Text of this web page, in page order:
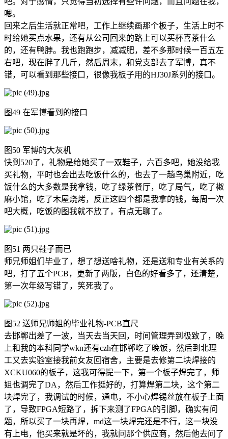
嗯。
回来之后生活就正常吧，工作上继续画那个板子，生活上时不
时给她买点水果，还有从公司回来的路上可以买杯喜茶什么
的，还有鸭脖。我也跑跑步，减减肥，差不多那时候一百五左
右吧，现在胖了几斤，然后周末，和党支部去了军博，真不
错，可以看到那些接口，很像我板子用的HJ30J系列的接口。
图49 在军博看到的接口
图50 军博的大灰机
快到520了，礼物是给她买了一双鞋子，六百多吧，她没给我
买礼物，平时也会出去吃饭什么的，也去了一趟鸟巢附近，吃
饭什么的大多数是我拿钱，吃了绿茶餐厅，吃了局气，吃了椒
麻小馆，吃了木屋烧烤，反正这四个都是我拿的钱，每周一次
吧大概，吃饭的图我就不放了，有点无聊了。
图51 两只鞋子而已
师兄师姐们毕业了，想了想送啥礼物，还是送和专业有关系的
吧，打了五个PCB，更新了两版，白色的好看多了，还清楚，
第一次年级写错了，笑死我了。
图52 送师兄师姐的毕业礼物-PCB直尺
去邯郸出差了一波，当天去当天回，时间管理弄到极致了，晚
上和我的本科同学wkn还有czh在邯郸吃了晚饭，然后到北理
工又去实验室接我前女友回宿舍，主要是去修第二块焊接的
XCKU060的板子，这我可得提一下，第一个板子焊完了，师
姐也调完了DA，然后工作挺好的，打算焊第二块，这个第二
块焊完了，我调试的时候，通电，不小心焊锡丝放在板子上面
了，导致FPGA短路了，拆下来测了FPGA的引脚，确实有问
题，所以买了一块再焊，md这一块焊完还是不行，这一块没
有上电，他买来就是坏的，我就问那个供应商，然后他去问了